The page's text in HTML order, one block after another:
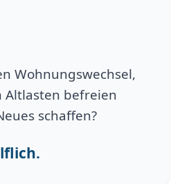
Wohnungswechsel,
Altlasten befreien
schaffen?